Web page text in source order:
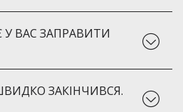
ВАС ЗАПРАВИТИ
ЗАКІНЧИВСЯ.